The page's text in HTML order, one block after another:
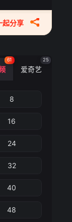
起分享
61
爱奇艺
25
8
16
24
32
40
48